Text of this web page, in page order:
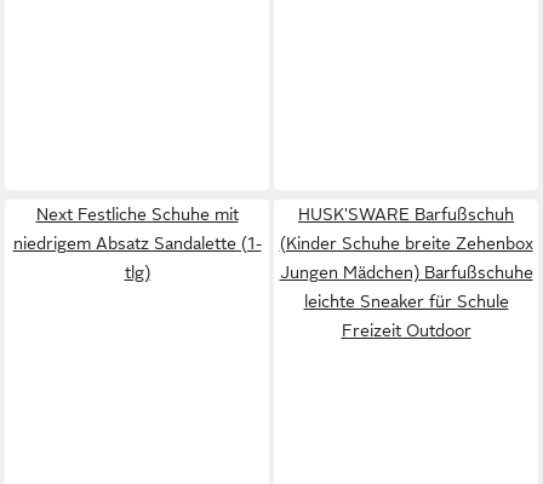
Next Festliche Schuhe mit
niedrigem Absatz Sandalette (1-
tlg)
HUSK'SWARE Barfußschuh
(Kinder Schuhe breite Zehenbox
Jungen Mädchen) Barfußschuhe
leichte Sneaker für Schule
Freizeit Outdoor